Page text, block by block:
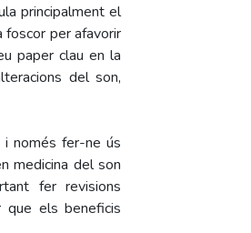
principalment el
foscor per afavorir
paper clau en la
del son,
i només fer-ne ús
medicina del son
fer revisions
que els beneficis